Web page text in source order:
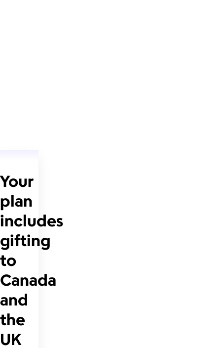
Your
plan
includes
gifting
to
Canada
and
the
UK